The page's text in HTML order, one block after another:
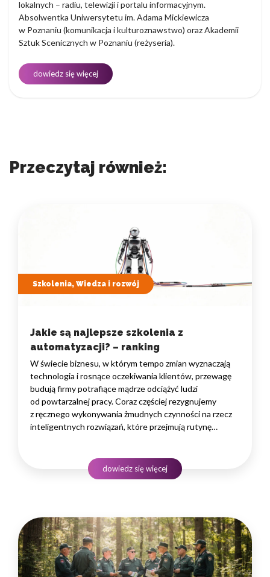
lokalnych – radiu, telewizji i portalu informacyjnym.
Absolwentka Uniwersytetu im. Adama Mickiewicza
w Poznaniu (komunikacja i kulturoznawstwo) oraz Akademii
Sztuk Scenicznych w Poznaniu (reżyseria).
dowiedz się więcej
Przeczytaj również:
Szkolenia, Wiedza i rozwój
Jakie są najlepsze szkolenia z
automatyzacji? – ranking
W świecie biznesu, w którym tempo zmian wyznaczają
technologia i rosnące oczekiwania klientów, przewagę
budują firmy potrafiące mądrze odciążyć ludzi
od powtarzalnej pracy. Coraz częściej rezygnujemy
z ręcznego wykonywania żmudnych czynności na rzecz
inteligentnych rozwiązań, które przejmują rutynę
rozwojowego to decyzja strategiczna — wpływa
na wydajność zespołów,…
dowiedz się więcej